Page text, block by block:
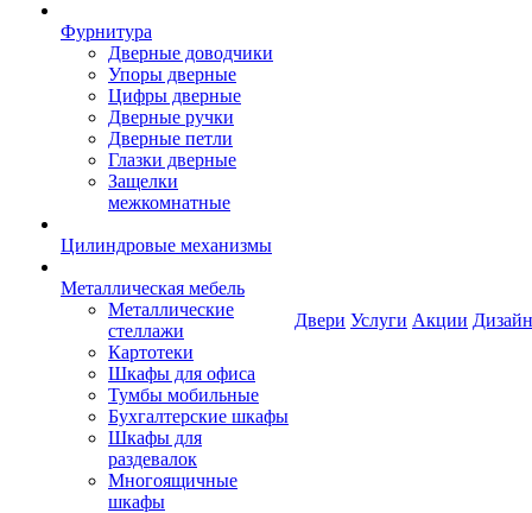
Фурнитура
Дверные доводчики
Упоры дверные
Цифры дверные
Дверные ручки
Дверные петли
Глазки дверные
Защелки
межкомнатные
Цилиндровые механизмы
Металлическая мебель
Металлические
стеллажи
Картотеки
Шкафы для офиса
Тумбы мобильные
Бухгалтерские шкафы
Шкафы для
раздевалок
Многоящичные
шкафы
Двери Услуги Акции